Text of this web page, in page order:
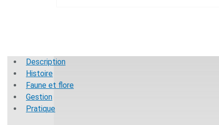
Description
Histoire
Faune et flore
Gestion
Pratique